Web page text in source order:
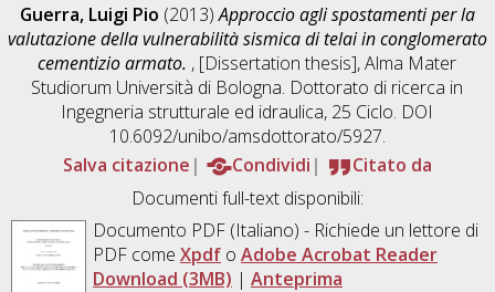
Guerra, Luigi Pio (2013)Approccio agli spostamenti per la
valutazione della vulnerabilità sismica di telai in conglomerato
cementizio armato. , [Dissertation thesis], Alma Mater
Studiorum Università di Bologna. Dottorato di ricerca in
Ingegneria strutturale ed idraulica, 25 Ciclo. DOI
10.6092/unibo/amsdottorato/5927.
Salva citazione
Condividi
Citato da
Documenti full-text disponibili:
Documento PDF(Italiano) - Richiede un lettore di
PDF come Xpdfo Adobe Acrobat Reader
Download (3MB) | Anteprima